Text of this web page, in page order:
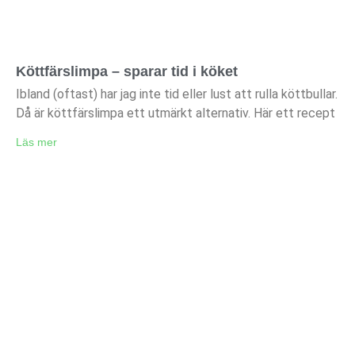
Köttfärslimpa – sparar tid i köket
Ibland (oftast) har jag inte tid eller lust att rulla köttbullar.
Då är köttfärslimpa ett utmärkt alternativ. Här ett recept
Läs mer